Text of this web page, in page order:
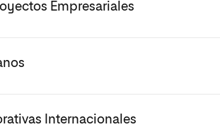
Empresariales​
Internacionales